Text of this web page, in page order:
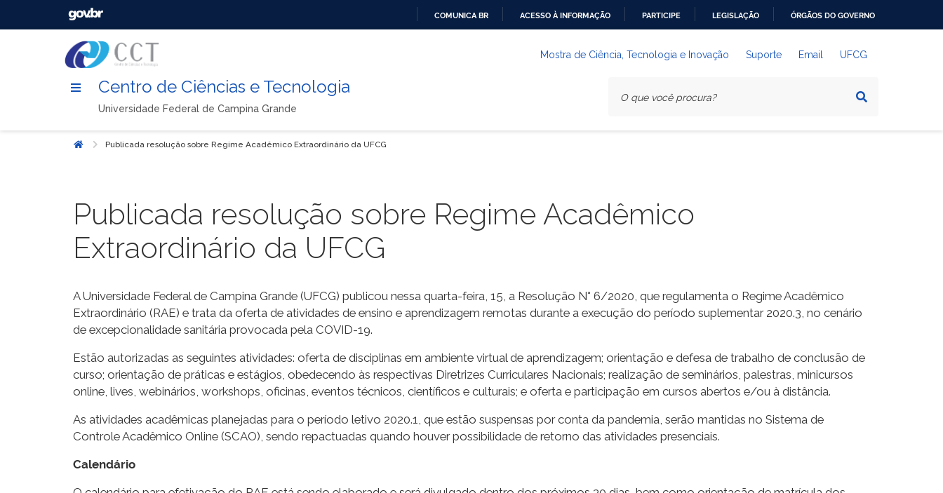
COMUNICA BR ACESSO À INFORMAÇÃO PARTICIPE LEGISLAÇÃO ÓRGÃOS DO GOVERNO
Mostra de Ciência, Tecnologia e Inovação Suporte Email UFCG
Centro de Ciências e Tecnologia
Universidade Federal de Campina Grande
Início Publicada resolução sobre Regime Acadêmico Extraordinário da UFCG
Publicada resolução sobre Regime Acadêmico
Extraordinário da UFCG
A Universidade Federal de Campina Grande (UFCG) publicou nessa quarta-feira, 15, a Resolução N° 6/2020, que regulamenta o Regime Acadêmico
Extraordinário (RAE) e trata da oferta de atividades de ensino e aprendizagem remotas durante a execução do período suplementar 2020.3, no cenário
de excepcionalidade sanitária provocada pela COVID-19.
Estão autorizadas as seguintes atividades: oferta de disciplinas em ambiente virtual de aprendizagem; orientação e defesa de trabalho de conclusão de
curso; orientação de práticas e estágios, obedecendo às respectivas Diretrizes Curriculares Nacionais; realização de seminários, palestras, minicursos
online, lives, webinários, workshops, oficinas, eventos técnicos, científicos e culturais; e oferta e participação em cursos abertos e/ou à distância.
As atividades acadêmicas planejadas para o período letivo 2020.1, que estão suspensas por conta da pandemia, serão mantidas no Sistema de
Controle Acadêmico Online (SCAO), sendo repactuadas quando houver possibilidade de retorno das atividades presenciais.
Calendário